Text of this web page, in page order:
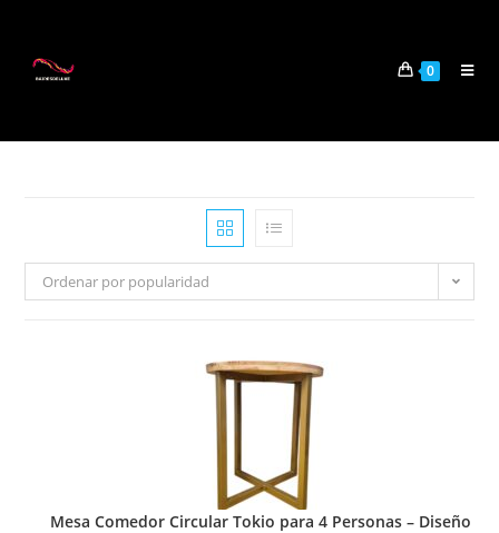
0
Ordenar por popularidad
Mesa Comedor Circular Tokio para 4 Personas – Diseño